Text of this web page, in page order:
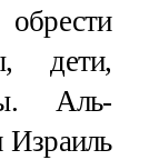
дети,
Аль-
Израиль